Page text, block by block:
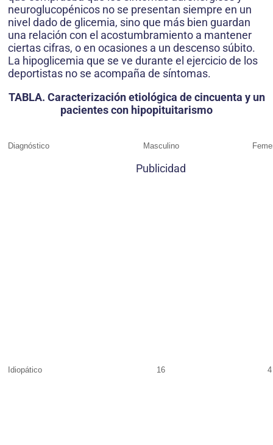
neuroglucopénicos no se presentan siempre en un
nivel dado de glicemia, sino que más bien guardan
una relación con el acostumbramiento a mantener
ciertas cifras, o en ocasiones a un descenso súbito.
La hipoglicemia que se ve durante el ejercicio de los
deportistas no se acompaña de síntomas.
TABLA. Caracterización etiológica de cincuenta y un
pacientes con hipopituitarismo
Diagnóstico Masculino
Publicidad
Idiopático 16 4